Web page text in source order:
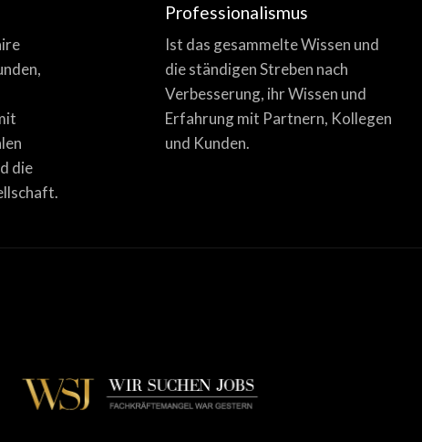
die
Professionalismus
Ist das gesammelte Wissen und
die ständigen Streben nach
Verbesserung, ihr Wissen und
Erfahrung mit Partnern, Kollegen
und Kunden.